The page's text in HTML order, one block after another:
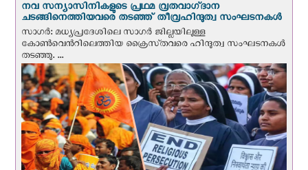
നവ സന്യാസിനികളുടെ പ്രഥമ വ്രതവാഗ്‌ദാന
ചടങ്ങിനെത്തിയവരെ തടഞ്ഞ് തീവ്രഹിന്ദുത്വ സംഘടനകള്‍
സാഗർ: മധ്യപ്രദേശിലെ സാഗർ ജില്ലയിലുള്ള
കോൺവെന്‍റിലെത്തിയ ക്രൈസ്‌തവരെ ഹിന്ദുത്വ സംഘടനകൾ
തടഞ്ഞു. ...